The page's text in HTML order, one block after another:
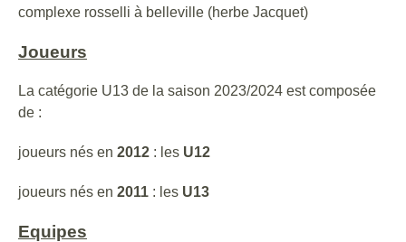
complexe rosselli à belleville (herbe Jacquet)
Joueurs
La catégorie U13 de la saison 2023/2024 est composée
de :
joueurs nés en 2012 : les U12
joueurs nés en 2011 : les U13
Equipes